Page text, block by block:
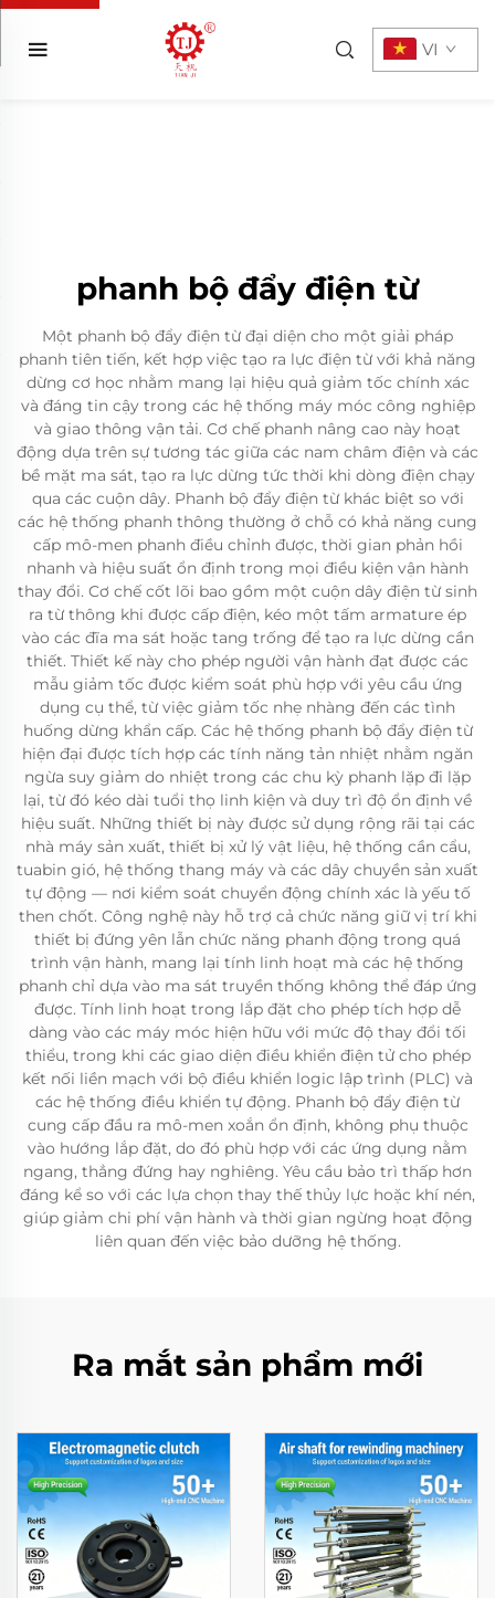
VI
phanh bộ đẩy điện từ
Một phanh bộ đẩy điện từ đại diện cho một giải pháp
phanh tiên tiến, kết hợp việc tạo ra lực điện từ với khả năng
dừng cơ học nhằm mang lại hiệu quả giảm tốc chính xác
và đáng tin cậy trong các hệ thống máy móc công nghiệp
và giao thông vận tải. Cơ chế phanh nâng cao này hoạt
động dựa trên sự tương tác giữa các nam châm điện và các
bề mặt ma sát, tạo ra lực dừng tức thời khi dòng điện chạy
qua các cuộn dây. Phanh bộ đẩy điện từ khác biệt so với
các hệ thống phanh thông thường ở chỗ có khả năng cung
cấp mô-men phanh điều chỉnh được, thời gian phản hồi
nhanh và hiệu suất ổn định trong mọi điều kiện vận hành
thay đổi. Cơ chế cốt lõi bao gồm một cuộn dây điện từ sinh
ra từ thông khi được cấp điện, kéo một tấm armature ép
vào các đĩa ma sát hoặc tang trống để tạo ra lực dừng cần
thiết. Thiết kế này cho phép người vận hành đạt được các
mẫu giảm tốc được kiểm soát phù hợp với yêu cầu ứng
dụng cụ thể, từ việc giảm tốc nhẹ nhàng đến các tình
huống dừng khẩn cấp. Các hệ thống phanh bộ đẩy điện từ
hiện đại được tích hợp các tính năng tản nhiệt nhằm ngăn
ngừa suy giảm do nhiệt trong các chu kỳ phanh lặp đi lặp
lại, từ đó kéo dài tuổi thọ linh kiện và duy trì độ ổn định về
hiệu suất. Những thiết bị này được sử dụng rộng rãi tại các
nhà máy sản xuất, thiết bị xử lý vật liệu, hệ thống cần cẩu,
tuabin gió, hệ thống thang máy và các dây chuyền sản xuất
tự động — nơi kiểm soát chuyển động chính xác là yếu tố
then chốt. Công nghệ này hỗ trợ cả chức năng giữ vị trí khi
thiết bị đứng yên lẫn chức năng phanh động trong quá
trình vận hành, mang lại tính linh hoạt mà các hệ thống
phanh chỉ dựa vào ma sát truyền thống không thể đáp ứng
được. Tính linh hoạt trong lắp đặt cho phép tích hợp dễ
dàng vào các máy móc hiện hữu với mức độ thay đổi tối
thiểu, trong khi các giao diện điều khiển điện tử cho phép
kết nối liền mạch với bộ điều khiển logic lập trình (PLC) và
các hệ thống điều khiển tự động. Phanh bộ đẩy điện từ
cung cấp đầu ra mô-men xoắn ổn định, không phụ thuộc
vào hướng lắp đặt, do đó phù hợp với các ứng dụng nằm
ngang, thẳng đứng hay nghiêng. Yêu cầu bảo trì thấp hơn
đáng kể so với các lựa chọn thay thế thủy lực hoặc khí nén,
giúp giảm chi phí vận hành và thời gian ngừng hoạt động
liên quan đến việc bảo dưỡng hệ thống.
Ra mắt sản phẩm mới